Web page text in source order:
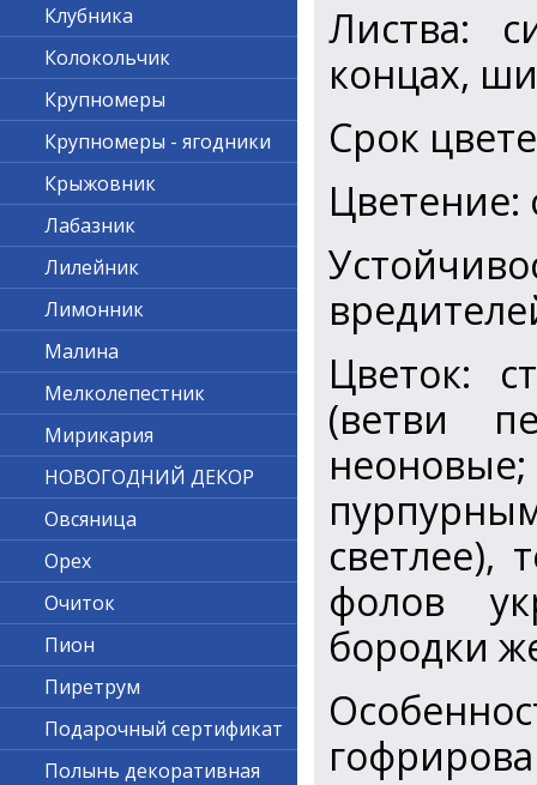
Листва:
концах,
Срок
Цветение:
Цветок:
(ветви
светлее),
фолов
бородки
Клубника
Колокольчик
Крупномеры
Крупномеры - ягодники
Крыжовник
Лабазник
Лилейник
Лимонник
Малина
Мелколепестник
Мирикария
НОВОГОДНИЙ ДЕКОР
Овсяница
Орех
Очиток
Пион
Пиретрум
Подарочный сертификат
Полынь декоративная